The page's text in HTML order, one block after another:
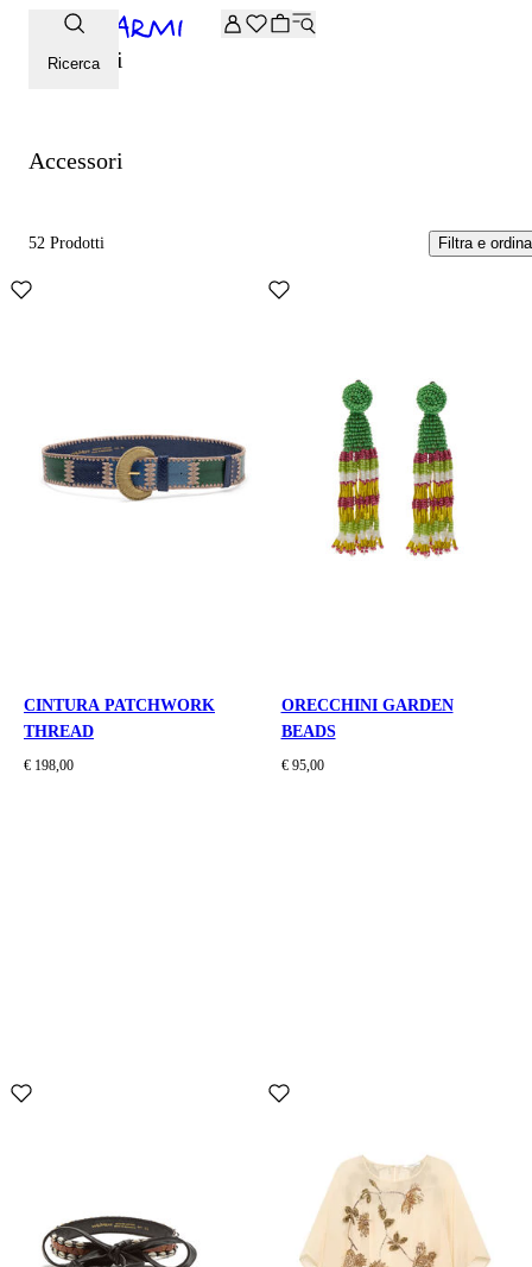
Extra -20% sulla selezione Archive. Inserisci il codice
Ricerca
Accessori
Accessori
52 Prodotti Filtra e ordina
CINTURA PATCHWORK
THREAD
€ 198,00
ORECCHINI GARDEN
BEADS
€ 95,00